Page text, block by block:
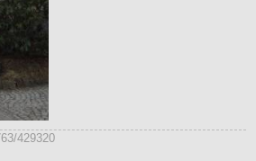
429320